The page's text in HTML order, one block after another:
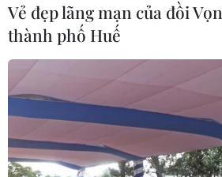
Ẩm thực mang bản sắc Việt Nam
gần hơn với châu Âu và thế giới
09/07/2026 22:47
Vẻ đẹp lãng mạn của đồi
thành phố Huế